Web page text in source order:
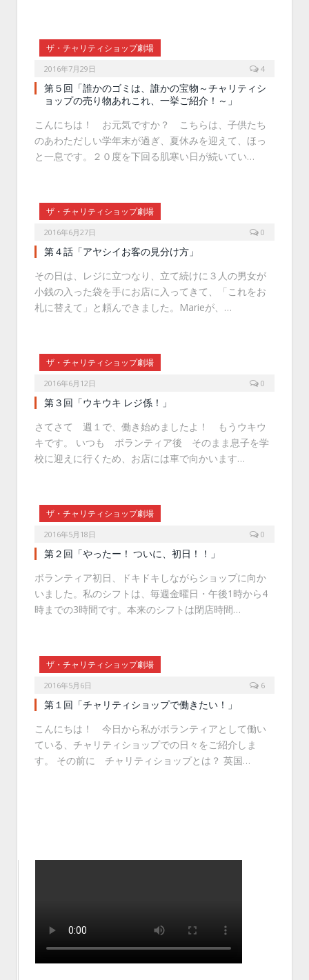
ザ・チャリティショップ劇場
2016年7月29日 4
第５回「誰かのゴミは、誰かの宝物～チャリティシ
ョップの売り物あれこれ、一挙ご紹介！～」
こんにちは！ お元気ですか？ こちらは、子供たち
のあわただしい学年末が過ぎ、夏休みを迎えて、ほっ
と一息です。２０度を下回る肌寒い日が続いてい…
ザ・チャリティショップ劇場
2016年6月27日 0
第４話「アヤシイお客の見分け方」
その日は、レジに立つなり、立て続けに３人の男女が
小銭の入った袋を手にお店に入ってきて、「これをお
札に替えて」と頼んできました。Marieが、…
ザ・チャリティショップ劇場
2016年6月12日 0
第３回「ウキウキ レジ係！」
さてさて 週１で、働き始めましたよ！ もうウキウ
キです。 いつも ボランティア後 そのまま息子を学
校に迎えに行くため、お店には車で向かいます…
ザ・チャリティショップ劇場
2016年5月18日 0
第２回「やったー！ ついに、初日！！」
ボランティア初日、ドキドキしながらショップに向か
いました。私のシフトは、毎週金曜日・午後1時から4
時までの3時間です。本来のシフトは閉店時間…
ザ・チャリティショップ劇場
2016年5月6日 6
第１回「チャリティショップで働きたい！」
こんにちは！ 今日から私がボランティアとして働い
ている、チャリティショップでの日々をご紹介しま
す。 その前に チャリティショップとは？ 英国…